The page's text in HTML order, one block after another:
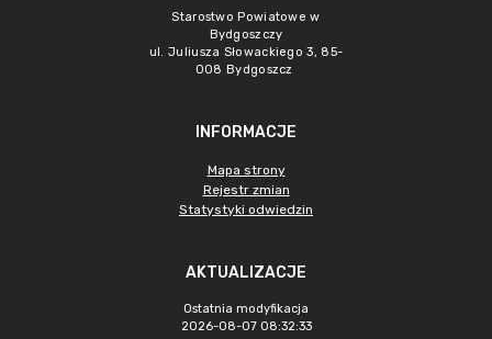
Starostwo Powiatowe w
Bydgoszczy
ul. Juliusza Słowackiego 3, 85-
008 Bydgoszcz
INFORMACJE
Mapa strony
Rejestr zmian
Statystyki odwiedzin
AKTUALIZACJE
Ostatnia modyfikacja
2026-08-07 08:32:33